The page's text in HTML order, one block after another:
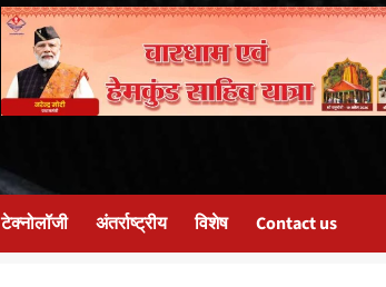
टेक्नोलॉजी अंतर्राष्ट्रीय विशेष Contact us